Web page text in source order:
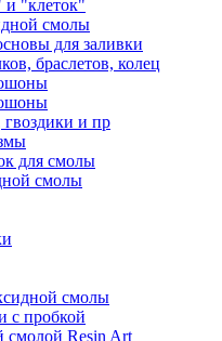
"клеток"
смолы
для заливки
браслетов, колец
и пр
для смолы
смолы
смолы
с пробкой
смолой Resin Art